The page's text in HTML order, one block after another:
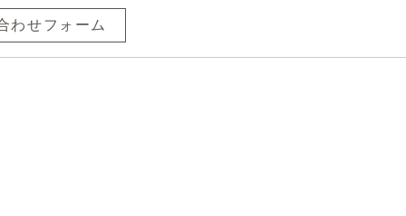
わせフォーム